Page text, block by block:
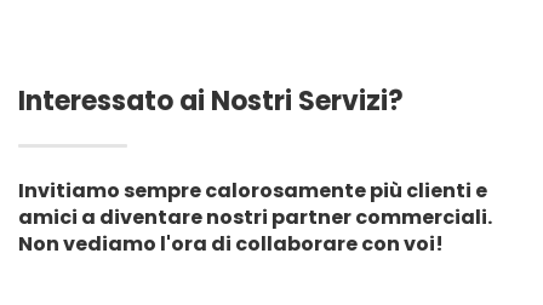
Interessato ai Nostri Servizi?
Invitiamo sempre calorosamente più clienti e
amici a diventare nostri partner commerciali.
Non vediamo l'ora di collaborare con voi!